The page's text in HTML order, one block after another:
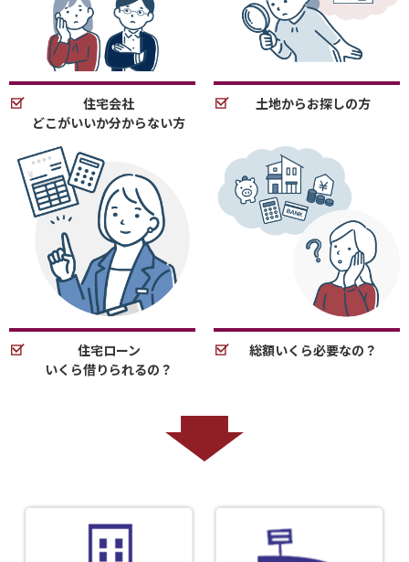
住宅会社
どこがいいか分からない方
土地からお探しの方
住宅ローン
いくら借りられるの？
総額いくら必要なの？